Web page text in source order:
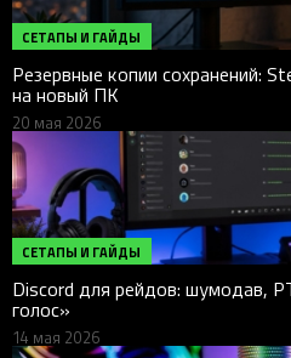
СЕТАПЫ И ГАЙДЫ
Резервные копии сохранений:
на новый ПК
20 мая 2026
СЕТАПЫ И ГАЙДЫ
Discord для рейдов: шумодав,
голос»
14 мая 2026